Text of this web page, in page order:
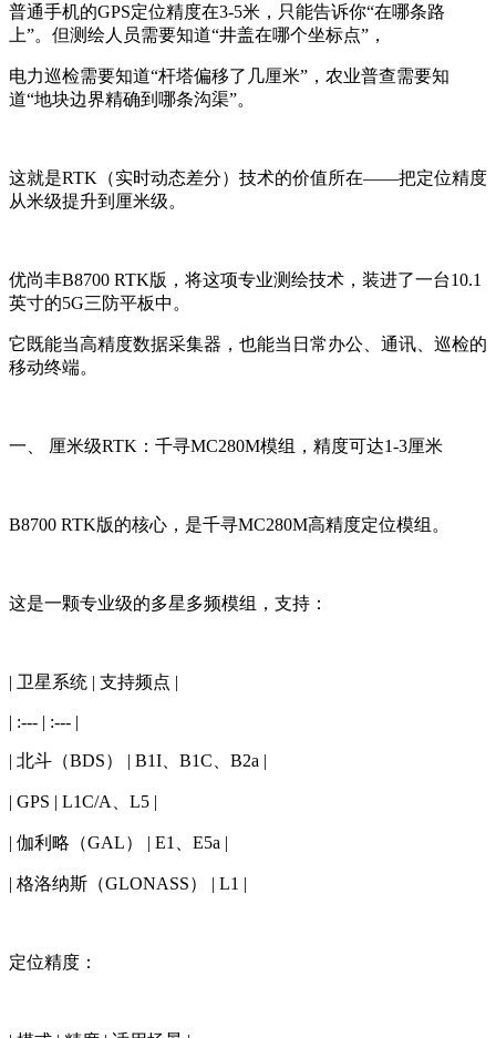
普通手机的GPS定位精度在3-5米，只能告诉你“在哪条路
上”。但测绘人员需要知道“井盖在哪个坐标点”，
电力巡检需要知道“杆塔偏移了几厘米”，农业普查需要知
道“地块边界精确到哪条沟渠”。
这就是RTK（实时动态差分）技术的价值所在——把定位精度
从米级提升到厘米级。
优尚丰B8700 RTK版，将这项专业测绘技术，装进了一台10.1
英寸的5G三防平板中。
它既能当高精度数据采集器，也能当日常办公、通讯、巡检的
移动终端。
一、 厘米级RTK：千寻MC280M模组，精度可达1-3厘米
B8700 RTK版的核心，是千寻MC280M高精度定位模组。
这是一颗专业级的多星多频模组，支持：
| 卫星系统 | 支持频点 |
| :--- | :--- |
| 北斗（BDS） | B1I、B1C、B2a |
| GPS | L1C/A、L5 |
| 伽利略（GAL） | E1、E5a |
| 格洛纳斯（GLONASS） | L1 |
定位精度：